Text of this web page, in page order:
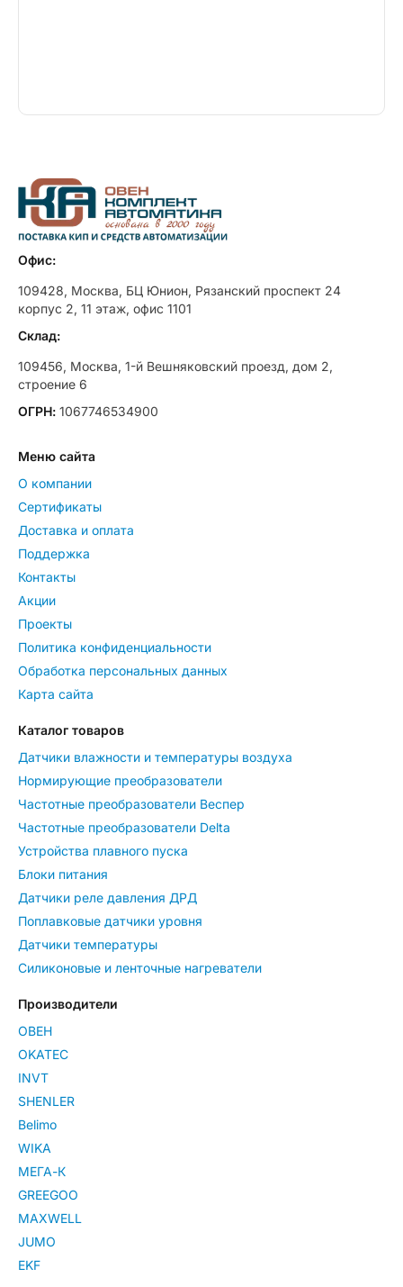
Офис:
109428, Москва, БЦ Юнион, Рязанский проспект 24
корпус 2, 11 этаж, офис 1101
Склад:
109456, Москва, 1-й Вешняковский проезд, дом 2,
строение 6
ОГРН: 1067746534900
Меню сайта
О компании
Сертификаты
Доставка и оплата
Поддержка
Контакты
Акции
Проекты
Политика конфиденциальности
Обработка персональных данных
Карта сайта
Каталог товаров
Датчики влажности и температуры воздуха
Нормирующие преобразователи
Частотные преобразователи Веспер
Частотные преобразователи Delta
Устройства плавного пуска
Блоки питания
Датчики реле давления ДРД
Поплавковые датчики уровня
Датчики температуры
Силиконовые и ленточные нагреватели
Производители
ОВЕН
OKATEC
INVT
SHENLER
Belimo
WIKA
МЕГА-К
GREEGOO
MAXWELL
JUMO
EKF